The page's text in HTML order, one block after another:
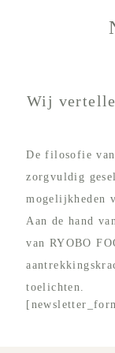
Wij
De filosofie
zorgvuldig
mogelijkheden
Aan de hand
van RYOBO
toelichten.